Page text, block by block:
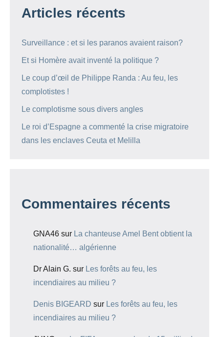
Articles récents
Surveillance : et si les paranos avaient raison?
Et si Homère avait inventé la politique ?
Le coup d’œil de Philippe Randa : Au feu, les
complotistes !
Le complotisme sous divers angles
Le roi d’Espagne a commenté la crise migratoire
dans les enclaves Ceuta et Melilla
Commentaires récents
GNA46 sur La chanteuse Amel Bent obtient la
nationalité… algérienne
Dr Alain G. sur Les forêts au feu, les
incendiaires au milieu ?
Denis BIGEARD sur Les forêts au feu, les
incendiaires au milieu ?